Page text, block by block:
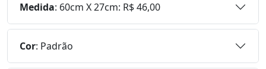
Medida: 60cm X 27cm: R$ 46,00
Cor: Padrão